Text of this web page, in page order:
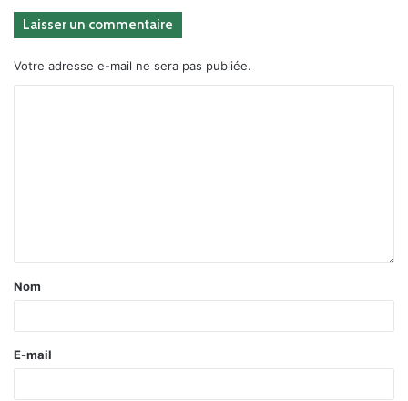
Laisser un commentaire
Votre adresse e-mail ne sera pas publiée.
Nom
E-mail